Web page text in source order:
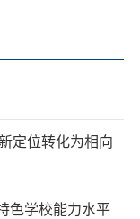
定位转化为相向
色学校能力水平